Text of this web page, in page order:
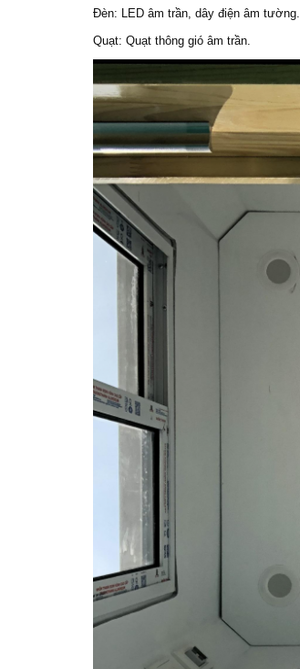
Đèn: LED âm trần, dây điện âm tường.
Quạt: Quạt thông gió âm trần.